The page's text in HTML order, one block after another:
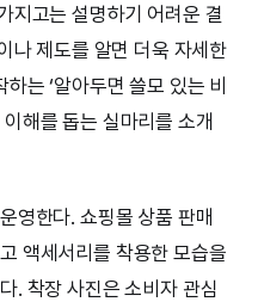
지고는 설명하기 어려운 결
나 제도를 알면 더욱 자세한
는 ‘알아두면 쓸모 있는 비
해를 돕는 실마리를 소개
영한다. 쇼핑몰 상품 판매
액세서리를 착용한 모습을
. 착장 사진은 소비자 관심